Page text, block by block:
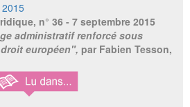
n° 36 - 7 septembre 2015
administratif renforcé sous
européen", par Fabien Tesson,